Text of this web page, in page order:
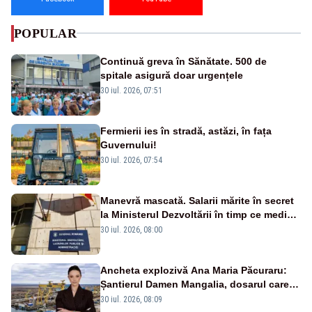
POPULAR
Continuă greva în Sănătate. 500 de
spitale asigură doar urgențele
30 iul. 2026, 07:51
Fermierii ies în stradă, astăzi, în fața
Guvernului!
30 iul. 2026, 07:54
Manevră mascată. Salarii mărite în secret
la Ministerul Dezvoltării în timp ce medicii
ies în stradă
30 iul. 2026, 08:00
Ancheta explozivă Ana Maria Păcuraru:
Șantierul Damen Mangalia, dosarul care
scufundă apărarea României
30 iul. 2026, 08:09